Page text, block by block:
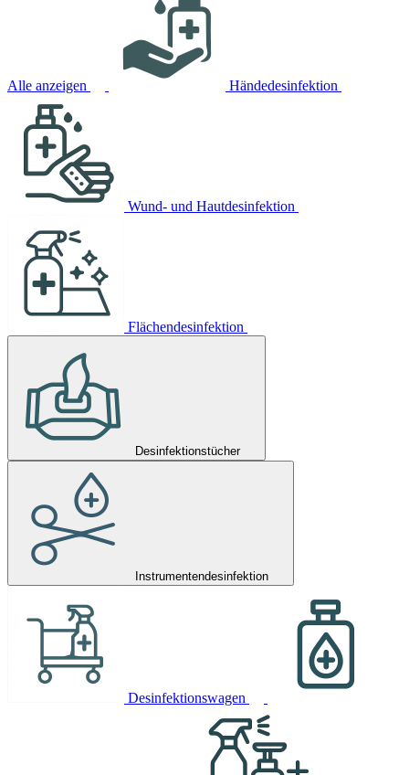
Alle anzeigen Händedesinfektion
Wund- und Hautdesinfektion
Flächendesinfektion
Desinfektionstücher
Instrumentendesinfektion
Desinfektionswagen